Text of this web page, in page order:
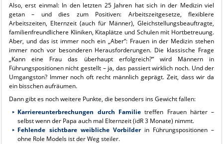
Also, erst einmal: In den letzten 25 Jahren hat sich in der Medizin viel
getan – und dies zum Positiven: Arbeitszeitgesetze, flexiblere
Arbeitszeiten, Elternzeit (auch für Männer), Gleichstellungsbeauftragte,
familienfreundlichere Kliniken, Kitaplätze und Schulen mit Hortbetreuung.
Aber, und das ist immer noch ein „Aber“: Frauen in der Medizin stehen
immer noch vor besonderen Herausforderungen. Die klassische Frage
„Kann eine Frau das überhaupt erfolgreich?“ wird Männern in
Führungspositionen nicht gestellt – ja, das passiert wirklich noch. Und der
Umgangston? Immer noch oft recht männlich geprägt. Zeit, dass wir da
ein bisschen aufräumen.
Dann gibt es noch weitere Punkte, die besonders ins Gewicht fallen:
Karriereunterbrechungen durch Familie treffen Frauen härter –
selbst wenn der Papa auch mal Elternzeit (idR 3 Monate) nimmt.
Fehlende sichtbare weibliche Vorbilderin Führungspositionen –
ohne Role Models ist der Weg steiler.